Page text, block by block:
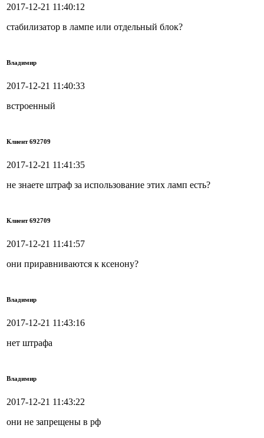
2017-12-21 11:40:12
стабилизатор в лампе или отдельный блок?
Владимир
2017-12-21 11:40:33
встроенный
Клиент 692709
2017-12-21 11:41:35
не знаете штраф за использование этих ламп есть?
Клиент 692709
2017-12-21 11:41:57
они приравниваются к ксенону?
Владимир
2017-12-21 11:43:16
нет штрафа
Владимир
2017-12-21 11:43:22
они не запрещены в рф